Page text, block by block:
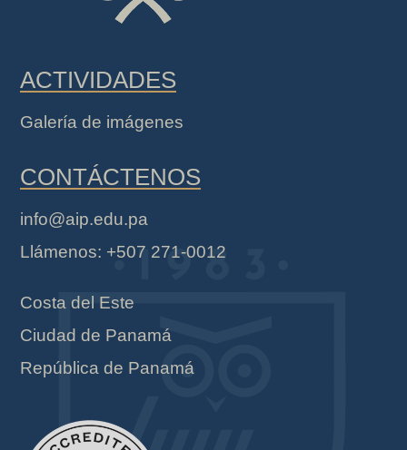
ACTIVIDADES
Galería de imágenes
CONTÁCTENOS
info@aip.edu.pa
Llámenos: +507 271-0012
Costa del Este
Ciudad de Panamá
República de Panamá